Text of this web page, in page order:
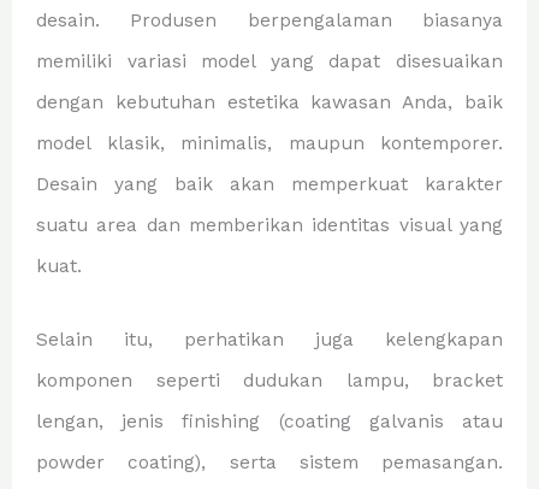
desain. Produsen berpengalaman biasanya
memiliki variasi model yang dapat disesuaikan
dengan kebutuhan estetika kawasan Anda, baik
model klasik, minimalis, maupun kontemporer.
Desain yang baik akan memperkuat karakter
suatu area dan memberikan identitas visual yang
kuat.
Selain itu, perhatikan juga kelengkapan
komponen seperti dudukan lampu, bracket
lengan, jenis finishing (coating galvanis atau
powder coating), serta sistem pemasangan.